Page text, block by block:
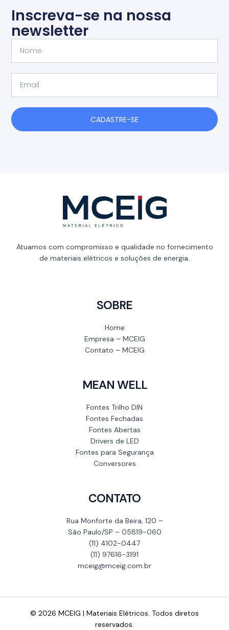
Inscreva-se na nossa
newsletter
CADASTRE-SE
Atuamos com compromisso e qualidade no fornecimento
de materiais elétricos e soluções de energia.
SOBRE
Home
Empresa – MCEIG
Contato – MCEIG
MEAN WELL
Fontes Trilho DIN
Fontes Fechadas
Fontes Abertas
Drivers de LED
Fontes para Segurança
Conversores
CONTATO
Rua Monforte da Beira, 120 –
São Paulo/SP – 05819-060
(11) 4102-0447
(11) 97616-3191
mceig@mceig.com.br
© 2026 MCEIG | Materiais Elétricos. Todos diretos
reservados.